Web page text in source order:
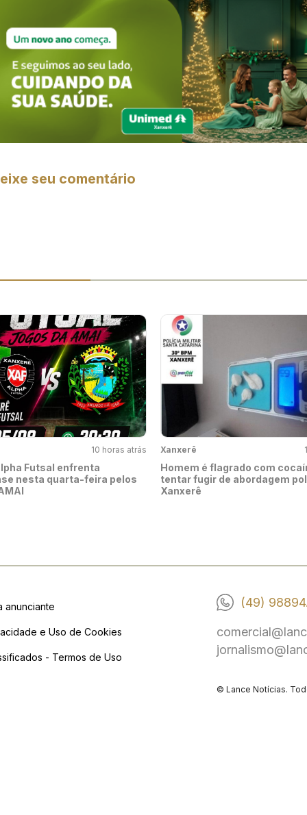
seu comentário
10 horas atrás
Futsal enfrenta
nesta quarta-feira pelos
Xanxerê
Homem é flagrado com
tentar fugir de abordagem
Xanxerê
anunciante
e Uso de Cookies
- Termos de Uso
(49)
© Lance Notícias.